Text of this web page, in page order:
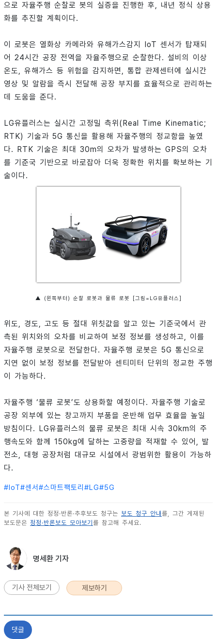
으로 자율주행 순찰로 봇의 실증을 진행한 후, 내년 정식 상용
화를 추진할 계획이다.
이 로봇은 열화상 카메라와 유해가스감지 IoT 센서가 탑재되
어 24시간 공장 전역을 자율주행으로 순찰한다. 설비의 이상
온도, 유해가스 등 위험을 감지하면, 통합 관제센터에 실시간
영상 및 알람을 즉시 전달해 공장 부지를 효율적으로 관리하는
데 도움을 준다.
LG유플러스는 실시간 고정밀 측위(Real Time Kinematic;
RTK) 기술과 5G 통신을 활용해 자율주행의 정교함을 높였
다. RTK 기술은 최대 30m의 오차가 발생하는 GPS의 오차
를 기준국 기반으로 바로잡아 더욱 정확한 위치를 확보하는 기
술이다.
▲ (왼쪽부터) 순찰 로봇과 물류 로봇 [그림=LG유플러스]
위도, 경도, 고도 등 절대 위칫값을 알고 있는 기준국에서 관
측된 위치와의 오차를 비교하여 보정 정보를 생성하고, 이를
자율주행 로봇으로 전달한다. 자율주행 로봇은 5G 통신으로
지연 없이 보정 정보를 전달받아 센티미터 단위의 정교한 주행
이 가능하다.
자율주행 ‘물류 로봇’도 상용화할 예정이다. 자율주행 기술로
공장 외부에 있는 창고까지 부품을 운반해 업무 효율을 높일
방침이다. LG유플러스의 물류 로봇은 최대 시속 30km의 주
행속도와 함께 150kg에 달하는 고중량을 적재할 수 있어, 발
전소, 대형 공장처럼 대규모 시설에서 광범위한 활용이 가능하
다.
# IoT#센서 #스마트팩토리 #LG#5G
본 기사에 대한 정정·반론·추후보도 청구는 보도 청구 안내 를, 그간 게재된
보도문은 정정·반론보도 모아보기 를 참고해 주세요.
명세환 기자
기사 전체보기 제보하기
댓글